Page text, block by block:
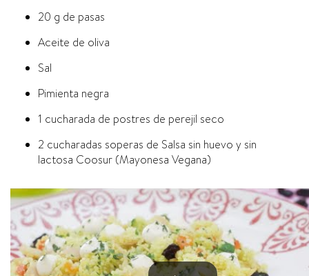
20 g de pasas
Aceite de oliva
Sal
Pimienta negra
1 cucharada de postres de perejil seco
2 cucharadas soperas de Salsa sin huevo y sin
lactosa Coosur (Mayonesa Vegana)